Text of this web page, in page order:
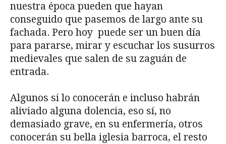
nuestra época pueden que hayan
conseguido que pasemos de largo ante su
fachada. Pero hoy puede ser un buen día
para pararse, mirar y escuchar los susurros
medievales que salen de su zaguán de
entrada.
Algunos si lo conocerán e incluso habrán
aliviado alguna dolencia, eso sí, no
demasiado grave, en su enfermería, otros
conocerán su bella iglesia barroca, el resto